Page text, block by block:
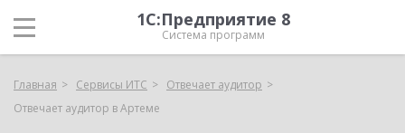
1С:Предприятие 8
Система программ
Главная Сервисы ИТС
Отвечает аудитор
Отвечает аудитор в Артеме